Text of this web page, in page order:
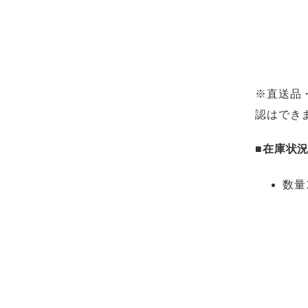
※直送品
認はでき
■在庫状
数量